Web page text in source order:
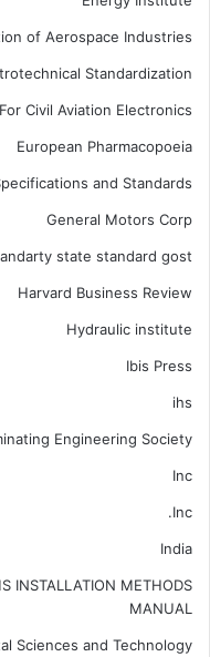
of Aerospace Industries
Standardization
Civil Aviation Electronics
European Pharmacopoeia
and Standards
General Motors Corp
state standard gost
Harvard Business Review
Hydraulic institute
Ibis Press
ihs
Engineering Society
Inc
Inc.
India
INSTALLATION METHODS
MANUAL
Sciences and Technology